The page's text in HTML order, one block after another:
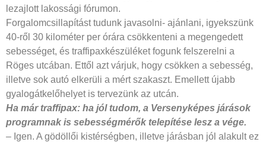
lezajlott lakossági fórumon.
Forgalomcsillapítást tudunk javasolni- ajánlani, igyekszünk
40-ről 30 kilométer per órára csökkenteni a megengedett
sebességet, és traffipaxkészüléket fogunk felszerelni a
Röges utcában. Ettől azt várjuk, hogy csökken a sebesség,
illetve sok autó elkerüli a mért szakaszt. Emellett újabb
gyalogátkelőhelyet is tervezünk az utcán.
Ha már traffipax: ha jól tudom, a Versenyképes járások
programnak is sebességmérők telepítése lesz a vége.
– Igen. A gödöllői kistérségben, illetve járásban jól alakult ez